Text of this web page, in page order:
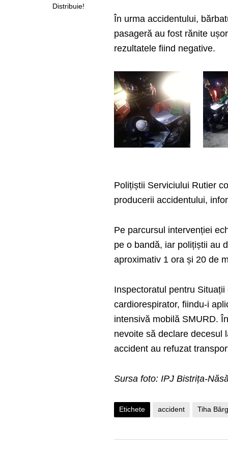
Distribuie!
În urma accidentului,
pasageră au fost rănite
rezultatele fiind negative.
Polițiștii Serviciului Rutier
producerii accidentului,
Pe parcursul intervenției
pe o bandă, iar polițiștii au
aproximativ 1 ora și 20 de
Inspectoratul pentru
cardiorespirator, fiindu-i
intensivă mobilă SMURD.
nevoite să declare decesul
accident au refuzat
Sursa foto: IPJ Bistrița-
Etichete accident Tiha